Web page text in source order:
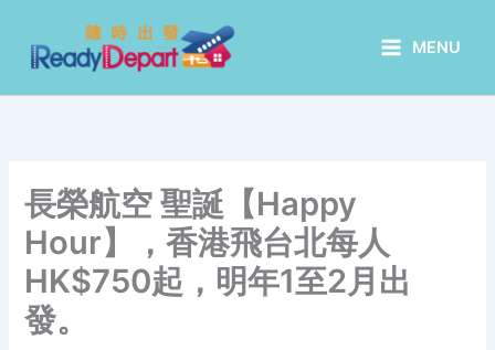
content
MENU
長榮航空 聖誕【Happy
Hour】，香港飛台北每人
HK$750起，明年1至2月出
發。